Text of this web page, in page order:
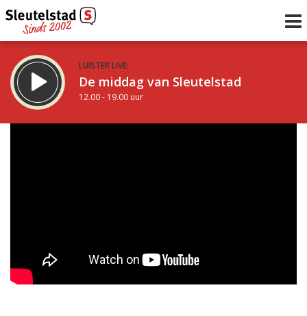
LUISTER LIVE:
De middag van Sleutelstad
12.00 - 19.00 uur